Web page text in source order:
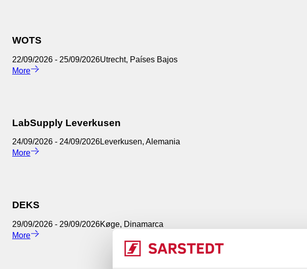
WOTS
22/09/2026 - 25/09/2026Utrecht, Países Bajos
More
LabSupply Leverkusen
24/09/2026 - 24/09/2026Leverkusen, Alemania
More
DEKS
29/09/2026 - 29/09/2026Køge, Dinamarca
More